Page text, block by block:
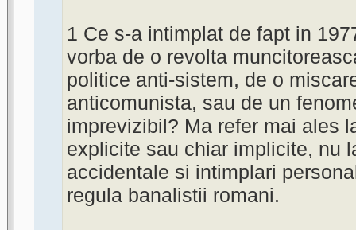
1 Ce s-a intimplat de fapt in
vorba de o revolta
politice anti-sistem, de o
anticomunista, sau de un
imprevizibil? Ma refer mai ales
explicite sau chiar implicite, nu
accidentale si intimplari
regula banalistii romani.